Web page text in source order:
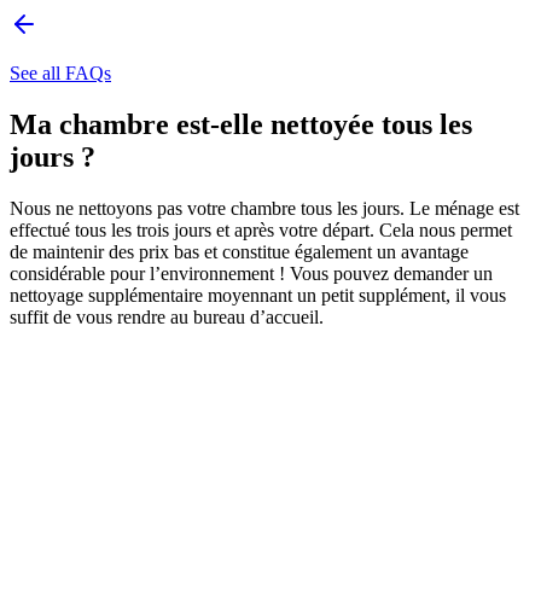
See all FAQs
Ma chambre est-elle nettoyée tous les
jours ?
Nous ne nettoyons pas votre chambre tous les jours. Le ménage est
effectué tous les trois jours et après votre départ. Cela nous permet
de maintenir des prix bas et constitue également un avantage
considérable pour l’environnement ! Vous pouvez demander un
nettoyage supplémentaire moyennant un petit supplément, il vous
suffit de vous rendre au bureau d’accueil.